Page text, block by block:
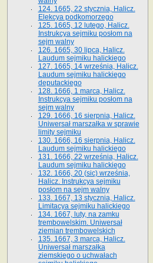
124. 1665, 22 stycznia, Halicz.
Elekcya podkomorzego
125. 1665, 12 lutego, Halicz.
Instrukcya sejmiku posłom na
sejm walny
126. 1665, 30 lipca, Halicz.
Laudum sejmiku halickiego
127. 1665, 14 września, Halicz.
Laudum sejmiku halickiego
deputackiego
128. 1666, 1 marca, Halicz.
Instrukcya sejmiku posłom na
sejm walny
129. 1666, 16 sierpnia, Halicz.
Uniwersał marszałka w sprawie
limity sejmiku
130. 1666, 16 sierpnia, Halicz.
Laudum sejmiku halickiego
131. 1666, 22 września, Halicz.
Laudum sejmiku halickiego
132. 1666, 20 (sic) września,
Halicz. Instrukcya sejmiku
posłom na sejm walny
133. 1667, 13 stycznia, Halicz.
Limitacya sejmiku halickiego
134. 1667, luty, na zamku
trembowelskim. Uniwersał
ziemian trembowelskich
135. 1667, 3 marca, Halicz.
Uniwersał marszałka
ziemskiego o uchwałach